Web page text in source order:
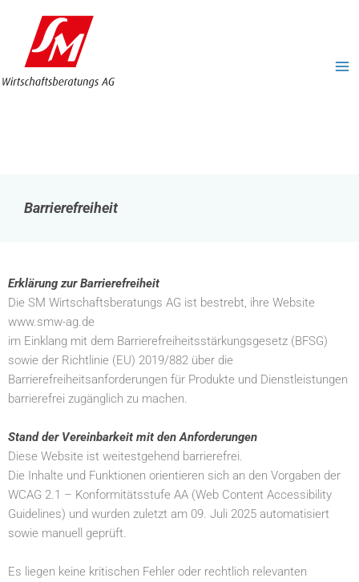
springen
Barrierefreiheit
Erklärung zur Barrierefreiheit
Die SM Wirtschaftsberatungs AG ist bestrebt, ihre Website
www.smw-ag.de
im Einklang mit dem Barrierefreiheitsstärkungsgesetz (BFSG)
sowie der Richtlinie (EU) 2019/882 über die
Barrierefreiheitsanforderungen für Produkte und Dienstleistungen
barrierefrei zugänglich zu machen.
Stand der Vereinbarkeit mit den Anforderungen
Diese Website ist weitestgehend barrierefrei.
Die Inhalte und Funktionen orientieren sich an den Vorgaben der
WCAG 2.1 – Konformitätsstufe AA (Web Content Accessibility
Guidelines) und wurden zuletzt am 09. Juli 2025 automatisiert
sowie manuell geprüft.
Es liegen keine kritischen Fehler oder rechtlich relevanten